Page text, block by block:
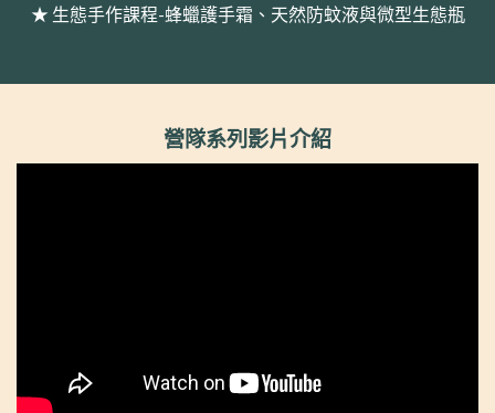
★ 生態手作課程-蜂蠟護手霜、天然防蚊液與微型生態瓶
營隊系列影片介紹